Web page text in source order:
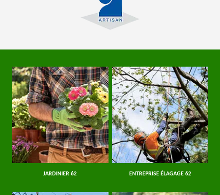
JARDINIER 62 ENTREPRISE ÉLAGAGE 62